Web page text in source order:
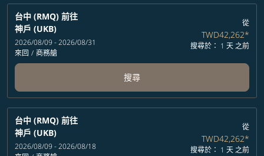
台中 (RMQ) 前往
神戶 (UKB)
2026/08/09 - 2026/08/31
來回 / 商務艙
從
TWD42,262*
搜尋於： 1 天 之前
搜尋
台中 (RMQ) 前往
神戶 (UKB)
2026/08/09 - 2026/08/18
從
TWD42,262*
搜尋於： 1 天 之前